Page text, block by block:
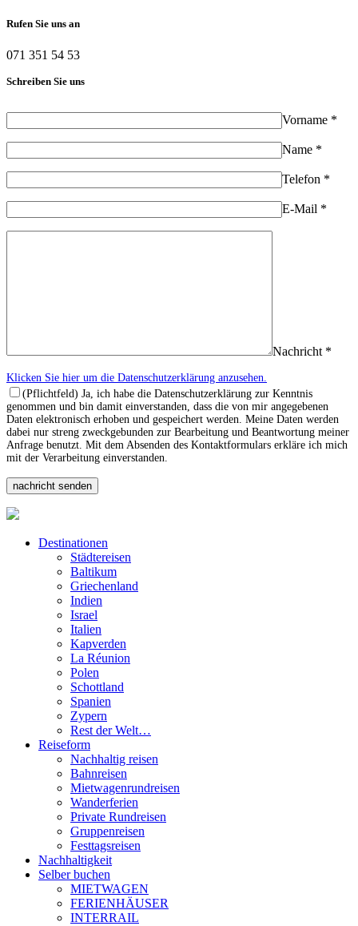
Rufen Sie uns an
071 351 54 53
Schreiben Sie uns
Vorname *
Name *
Telefon *
E-Mail *
Nachricht *
Klicken Sie hier um die Datenschutzerklärung anzusehen.
(Pflichtfeld) Ja, ich habe die Datenschutzerklärung zur Kenntnis
genommen und bin damit einverstanden, dass die von mir angegebenen
Daten elektronisch erhoben und gespeichert werden. Meine Daten werden
dabei nur streng zweckgebunden zur Bearbeitung und Beantwortung meiner
Anfrage benutzt. Mit dem Absenden des Kontaktformulars erkläre ich mich
mit der Verarbeitung einverstanden.
Destinationen
Städtereisen
Baltikum
Griechenland
Indien
Israel
Italien
Kapverden
La Réunion
Polen
Schottland
Spanien
Zypern
Rest der Welt…
Reiseform
Nachhaltig reisen
Bahnreisen
Mietwagenrundreisen
Wanderferien
Private Rundreisen
Gruppenreisen
Festtagsreisen
Nachhaltigkeit
Selber buchen
MIETWAGEN
FERIENHÄUSER
INTERRAIL